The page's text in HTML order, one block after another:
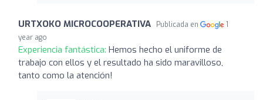
URTXOKO MICROCOOPERATIVA Publicada en
1
year ago
Experiencia fantástica: Hemos hecho el uniforme de
trabajo con ellos y el resultado ha sido maravilloso,
tanto como la atención!